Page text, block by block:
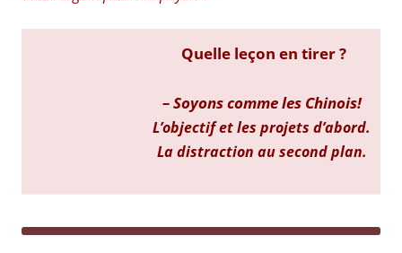
Quelle leçon en tirer ?
– Soyons comme les Chinois!
L’objectif et les projets d’abord.
La distraction au second plan.